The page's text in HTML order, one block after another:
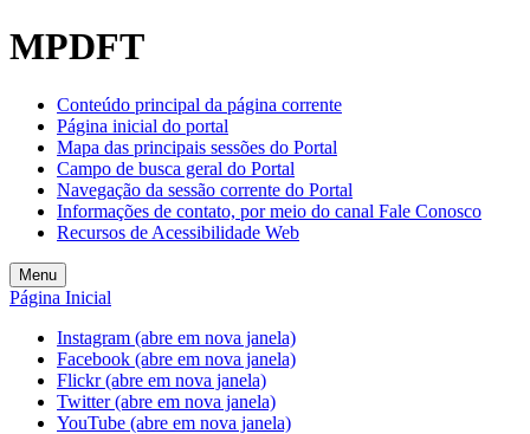
MPDFT
Conteúdo principal da página corrente
Página inicial do portal
Mapa das principais sessões do Portal
Campo de busca geral do Portal
Navegação da sessão corrente do Portal
Informações de contato, por meio do canal Fale Conosco
Recursos de Acessibilidade Web
Menu
Página Inicial
Instagram (abre em nova janela)
Facebook (abre em nova janela)
Flickr (abre em nova janela)
Twitter (abre em nova janela)
YouTube (abre em nova janela)